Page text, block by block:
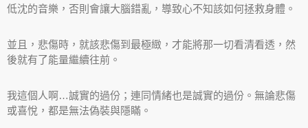
低沈的音樂，否則會讓大腦錯亂，導致心不知該如何拯救身體。
並且，悲傷時，就該悲傷到最極緻，才能將那一切看清看透，然
後就有了能量繼續往前。
我這個人啊…誠實的過份；連同情緒也是誠實的過份。無論悲傷
或喜悅，都是無法偽裝與隱瞞。